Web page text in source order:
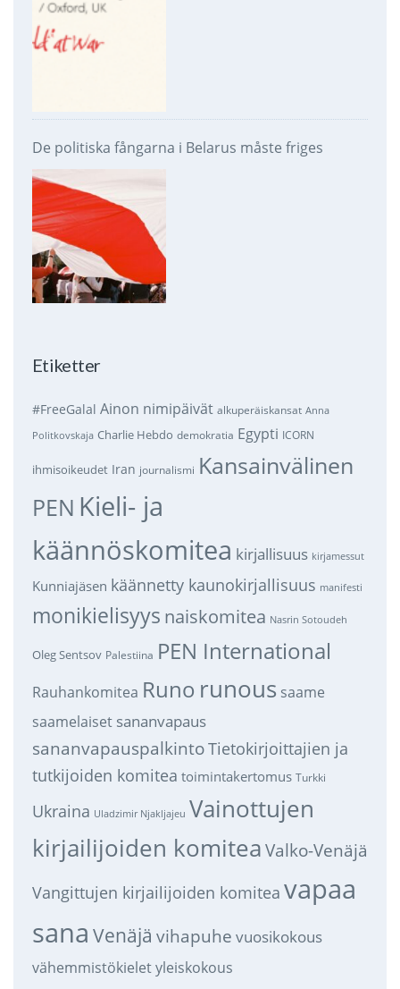
De politiska fångarna i Belarus måste friges
Etiketter
#FreeGalal Ainon nimipäivät alkuperäiskansat Anna
Politkovskaja Charlie Hebdo demokratia Egypti ICORN
ihmisoikeudet Iran journalismi Kansainvälinen
PEN Kieli- ja
käännöskomitea kirjallisuus kirjamessut
Kunniajäsen käännetty kaunokirjallisuus manifesti
monikielisyys naiskomitea Nasrin Sotoudeh
Oleg Sentsov Palestiina PEN International
Rauhankomitea Runo runous saame
saamelaiset sananvapaus
sananvapauspalkintoTietokirjoittajien ja
tutkijoiden komitea toimintakertomus Turkki
Ukraina Uladzimir Njakljajeu Vainottujen
kirjailijoiden komitea Valko-Venäjä
Vangittujen kirjailijoiden komitea vapaa
sana Venäjä vihapuhe vuosikokous
vähemmistökieletyleiskokous